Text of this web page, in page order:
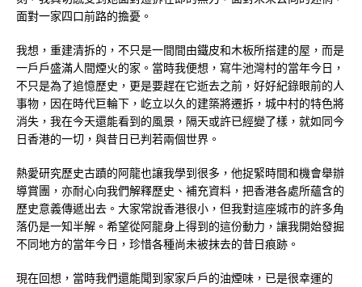
面對一家四口前路的擔憂。
我想，重建清拆的，不只是一間間由鐵皮和木板所搭建的屋，而是
一戶戶盛滿人間煙火的家。當時我便想，寫牛池灣村的當年今日，
不只是為了追憶歷史，更是要趕在它逝去之前，好好紀錄眼前的人
事物，因在時代巨輪下，屹立以久的建築將遷拆，城中村的特色將
消失，我在今天還能看到的風景，隔天或許已經變了樣，就如同今
日香港的一切，與昔日已判若兩個世界。
熱愛研究歷史古蹟的阿龍也讓我學到很多，他捉緊時間和機會舉辦
導賞團，亦耐心向我們解釋歷史、補充資料，把香港各處所蘊含的
歷史意義傳遞出去。大家常說香港很小，但我對這座城市的許多角
落仍是一知半解。希望從阿龍身上得到的這份動力，讓我開始發掘
不同地方的當年今日，珍惜各種尚未被抹去的昔日痕跡。
現在回想，當時我們還能聞到家家戶戶的油煙味，已是很幸運的